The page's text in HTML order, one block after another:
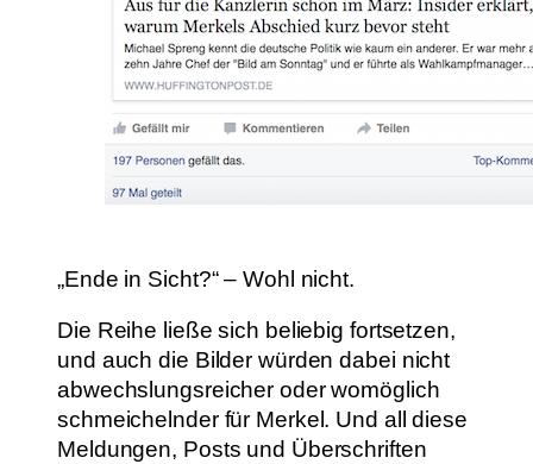
„Ende in Sicht?“ – Wohl nicht.
Die Reihe ließe sich beliebig fortsetzen,
und auch die Bilder würden dabei nicht
abwechslungsreicher oder womöglich
schmeichelnder für Merkel. Und all diese
Meldungen, Posts und Überschriften